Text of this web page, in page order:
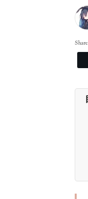
Share